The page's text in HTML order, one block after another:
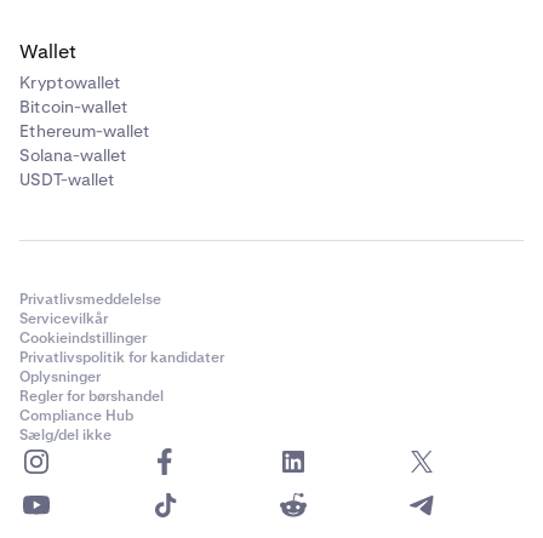
Wallet
Kryptowallet
Bitcoin-wallet
Ethereum-wallet
Solana-wallet
USDT-wallet
Privatlivsmeddelelse
Servicevilkår
Cookieindstillinger
Privatlivspolitik for kandidater
Oplysninger
Regler for børshandel
Compliance Hub
Sælg/del ikke